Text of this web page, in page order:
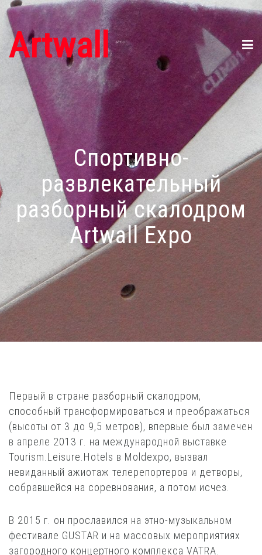
Artwall
Спортивно-
развлекательный
разборный скалодром
Artwall Expo
Первый в стране разборный скалодром,
способный трансформироваться и преображаться
(высоты от 3 до 9,5 метров), впервые был замечен
в апреле 2013 г. на международной выставке
Tourism.Leisure.Hotels в Moldexpo, вызвал
невиданный ажиотаж телерепортеров и детворы,
собравшейся на соревнования, а потом исчез.
В 2015 г. он прославился на этно-музыкальном
фестивале GUSTAR и на массовых мероприятиях
загородного концертного комплекса VATRA.